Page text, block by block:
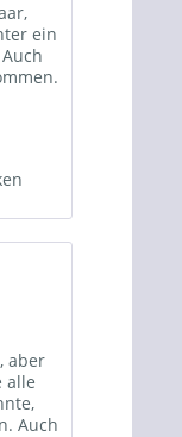
ein
aber
alle
Auch